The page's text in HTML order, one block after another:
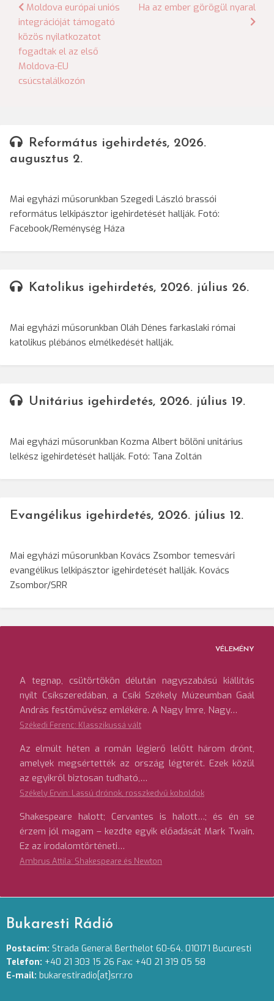
Bejegyzés
navigáció
Moldova európai uniós
integrációját támogató
közös nyilatkozatot
fogadtak el az első
Moldova-EU
csúcstalálkozón
Ha az ember görögül nyaral
Református igehirdetés, 2026.
augusztus 2.
Mai egyházi műsorunkban Szegedi László brassói
református lelkipásztor igehirdetését hallják. Fotó:
Facebook/Reménység Háza
Katolikus igehirdetés, 2026. július 26.
Mai egyházi műsorunkban Oláh Dénes farkaslaki római
katolikus plébános elmélkedését hallják.
Unitárius igehirdetés, 2026. július 19.
Mai egyházi műsorunkban Kozma Albert bölöni unitárius
lelkész igehirdetését hallják. Fotó: Tana Zoltán
Evangélikus igehirdetés, 2026. július 12.
Mai egyházi műsorunkban Kovács Zsombor temesvári
evangélikus lelkipásztor igehirdetését hallják. Kovács
Zsombor/SRR
VÉLEMÉNY
A tegnap, csütörtökön délután nagyszabású kiállítás
nyílt Csíkszeredában, a Csíki Székely Múzeumban Gaál
András festőművész emlékére. A Nagy Imre, Nagy…
Székedi Ferenc: Klasszikussá vált
Az elmúlt héten a román légierő lelőtt három drónt,
amelyek megsértették az ország légterét. Ezek közül
az egyikről biztosan tudható,…
Székely Ervin: Lassú drónok, rosszkedvű koboldok
Shakespeare halott; Cervantes is halott…; és én se
érzem jól magam – kezdte egyik előadását Mark Twain.
Ez az irodalomtörténeti…
Ambrus Attila: Shakespeare és Newton
Bukaresti Rádió
Postacím: Strada General Berthelot 60-64. 010171 Bucuresti
Telefon: +40 21 303 15 26 Fax: +40 21 319 05 58
E-mail: bukarestiradio[at]srr.ro